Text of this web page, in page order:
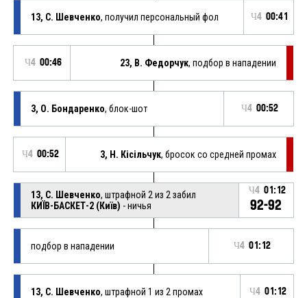
13, С. Шевченко, получил персональный фол Ч4 00:41
Ч4 00:46 23, В. Федорчук, подбор в нападении
3, О. Бондаренко, блок-шот Ч4 00:52
Ч4 00:52 3, Н. Кісільчук, бросок со средней промах
13, С. Шевченко, штрафной 2 из 2 забил
КИЇВ-БАСКЕТ-2 (Київ) - ничья
Ч4 01:12
92-92
подбор в нападении Ч4 01:12
13, С. Шевченко, штрафной 1 из 2 промах Ч4 01:12